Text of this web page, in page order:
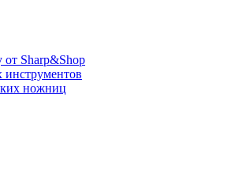
от Sharp&Shop
ножниц